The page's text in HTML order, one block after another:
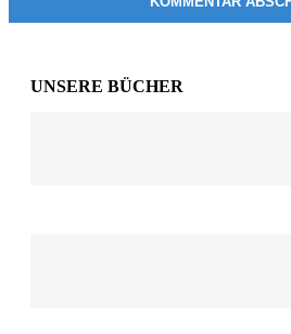
UNSERE BÜCHER